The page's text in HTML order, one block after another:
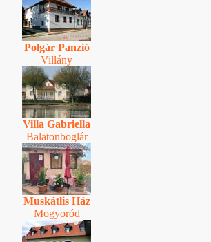
Polgár Panzió
Villány
Villa Gabriella
Balatonboglár
Muskátlis Ház
Mogyoród